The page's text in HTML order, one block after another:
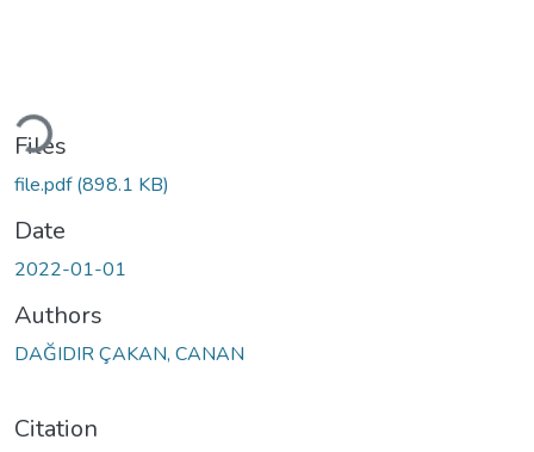
Files
file.pdf(898.1 KB)
Date
2022-01-01
Authors
DAĞIDIR ÇAKAN, CANAN
Citation